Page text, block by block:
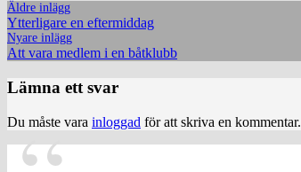
Äldre inlägg
Ytterligare en eftermiddag
Nyare inlägg
Att vara medlem i en båtklubb
Lämna ett svar
Du måste vara inloggad för att skriva en kommentar.